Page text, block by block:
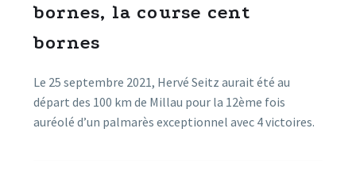
bornes, la course cent
bornes
Le 25 septembre 2021, Hervé Seitz aurait été au
départ des 100 km de Millau pour la 12ème fois
auréolé d’un palmarès exceptionnel avec 4 victoires.